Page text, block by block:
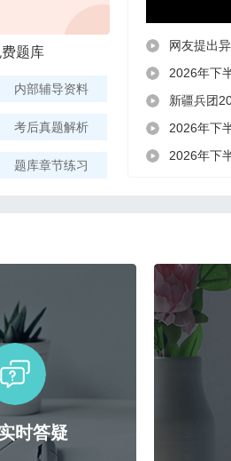
题库
内部辅导资料
考后真题解析
题库章节练习
网友提出
2026年下
新疆兵团
2026年下
2026年下
时答疑